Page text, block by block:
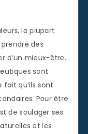
la plupart
des
d’un mieux-être.
sont
fait qu’ils sont
Pour être
de soulager ses
et les